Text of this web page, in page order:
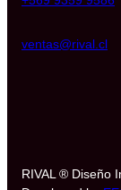
ventas@rival.cl
RIVAL ® Diseño